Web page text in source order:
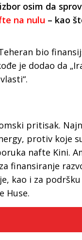
osim da
na nulu – kao
bio
je dodao da
pritisak.
protiv koje
nafte Kini.
finansiranje
kao i za podršku
Huse.